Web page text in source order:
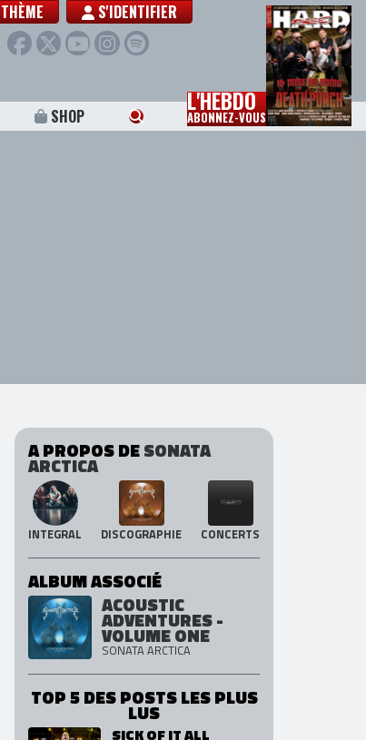
THÈME S'IDENTIFIER
SHOP L'HEBDO
ABONNEZ-VOUS
A PROPOS DESONATA
ARCTICA
INTEGRAL DISCOGRAPHIE
ALBUM ASSOCIÉ
ACOUSTIC
ADVENTURES -
VOLUME ONE
SONATA ARCTICA